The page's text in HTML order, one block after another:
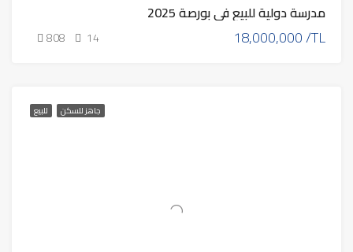
مدرسة دولية للبيع في بورصة 2025
18,000,000 /TL
14
808
جاهز للسكن للبيع